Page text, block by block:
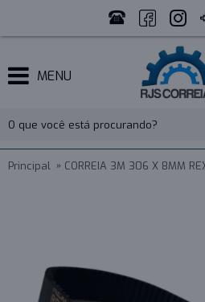
MENU
Principal CORREIA 3M 306 X 8MM